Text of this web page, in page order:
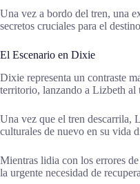
Una vez a bordo del tren, una
secretos cruciales para el
El Escenario en Dixie
Dixie representa un contraste
territorio, lanzando a Lizbeth
Una vez que el tren descarrila,
culturales de nuevo en su vida
Mientras lidia con los errores
la urgente necesidad de